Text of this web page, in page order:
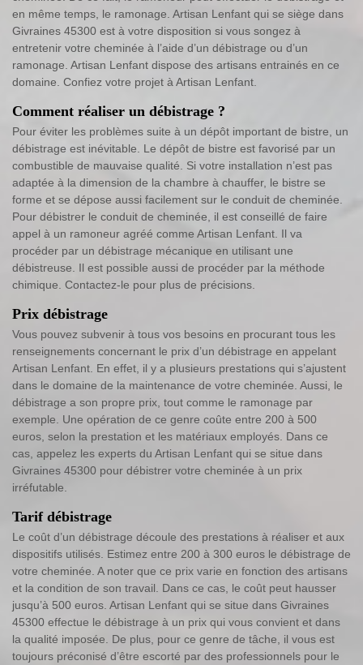
en même temps, le ramonage. Artisan Lenfant qui se siège dans
Givraines 45300 est à votre disposition si vous songez à
entretenir votre cheminée à l’aide d’un débistrage ou d’un
ramonage. Artisan Lenfant dispose des artisans entrainés en ce
domaine. Confiez votre projet à Artisan Lenfant.
Comment réaliser un débistrage ?
Pour éviter les problèmes suite à un dépôt important de bistre, un
débistrage est inévitable. Le dépôt de bistre est favorisé par un
combustible de mauvaise qualité. Si votre installation n’est pas
adaptée à la dimension de la chambre à chauffer, le bistre se
forme et se dépose aussi facilement sur le conduit de cheminée.
Pour débistrer le conduit de cheminée, il est conseillé de faire
appel à un ramoneur agréé comme Artisan Lenfant. Il va
procéder par un débistrage mécanique en utilisant une
débistreuse. Il est possible aussi de procéder par la méthode
chimique. Contactez-le pour plus de précisions.
Prix débistrage
Vous pouvez subvenir à tous vos besoins en procurant tous les
renseignements concernant le prix d’un débistrage en appelant
Artisan Lenfant. En effet, il y a plusieurs prestations qui s’ajustent
dans le domaine de la maintenance de votre cheminée. Aussi, le
débistrage a son propre prix, tout comme le ramonage par
exemple. Une opération de ce genre coûte entre 200 à 500
euros, selon la prestation et les matériaux employés. Dans ce
cas, appelez les experts du Artisan Lenfant qui se situe dans
Givraines 45300 pour débistrer votre cheminée à un prix
irréfutable.
Tarif débistrage
Le coût d’un débistrage découle des prestations à réaliser et aux
dispositifs utilisés. Estimez entre 200 à 300 euros le débistrage de
votre cheminée. A noter que ce prix varie en fonction des artisans
et la condition de son travail. Dans ce cas, le coût peut hausser
jusqu’à 500 euros. Artisan Lenfant qui se situe dans Givraines
45300 effectue le débistrage à un prix qui vous convient et dans
la qualité imposée. De plus, pour ce genre de tâche, il vous est
toujours préconisé d’être escorté par des professionnels pour le